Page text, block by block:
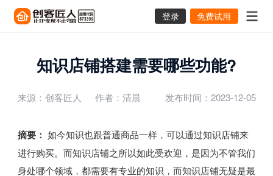
登录 免费试用
知识店铺搭建需要哪些功能?
来源：创客匠人 作者：清晨 发布时间：2023-12-05
摘要： 如今知识也跟普通商品一样，可以通过知识店铺来
进行购买。而知识店铺之所以如此受欢迎，是因为不管我们
身处哪个领域，都需要有专业的知识，而知识店铺无疑是最